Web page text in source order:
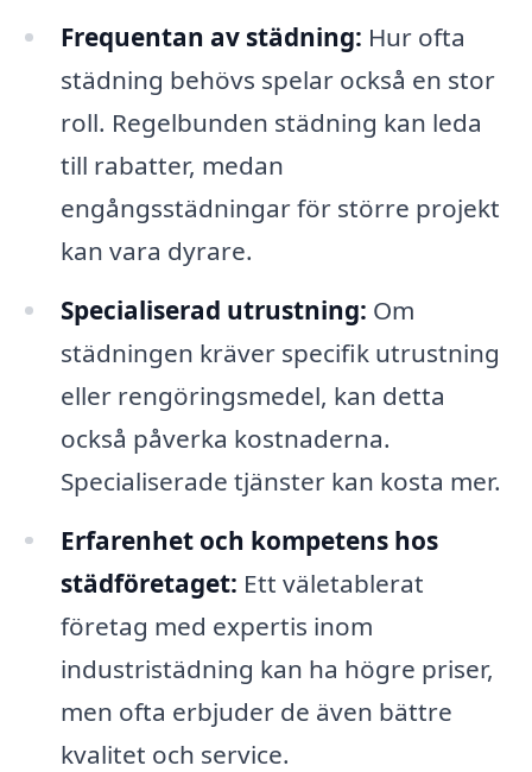
Frequentan av städning: Hur ofta
städning behövs spelar också en stor
roll. Regelbunden städning kan leda
till rabatter, medan
engångsstädningar för större projekt
kan vara dyrare.
Specialiserad utrustning: Om
städningen kräver specifik utrustning
eller rengöringsmedel, kan detta
också påverka kostnaderna.
Specialiserade tjänster kan kosta mer.
Erfarenhet och kompetens hos
städföretaget: Ett väletablerat
företag med expertis inom
industristädning kan ha högre priser,
men ofta erbjuder de även bättre
kvalitet och service.